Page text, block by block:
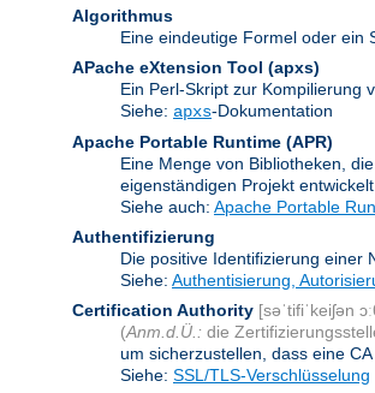
Algorithmus
Eine eindeutige Formel oder ein
APache eXtension Tool (apxs)
Ein Perl-Skript zur Kompilierung
Siehe: apxs-Dokumentation
Apache Portable Runtime (APR)
Eine Menge von Bibliotheken,
eigenständigen Projekt entwickelt.
Siehe auch: Apache Portable
Authentifizierung
Die positive Identifizierung einer
Siehe: Authentisierung,
Certification Authority [səˈtifiˈkeiʃən
(Anm.d.Ü.: die
um sicherzustellen, dass eine
Siehe: SSL/TLS-Verschlüsselung